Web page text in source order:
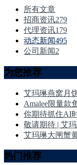
所有文章
招商资讯279
代理资讯179
动态新闻495
公司新闻2
为您推荐
艾玛琳燕窝月
Amalee限量款
你期待抓住AI
敬请期待 | 艾
艾玛琳大闸蟹
热门推荐